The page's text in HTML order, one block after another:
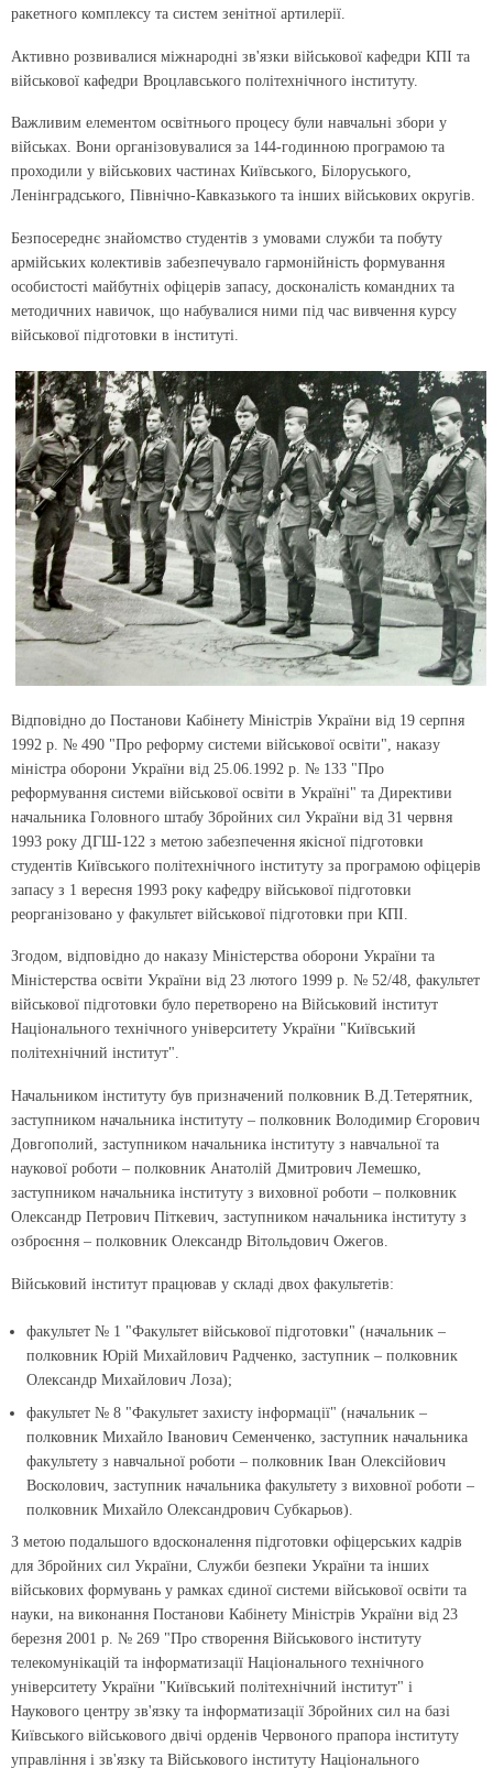
ракетного комплексу та систем зенітної артилерії.
Активно розвивалися міжнародні зв'язки військової кафедри КПІ та
військової кафедри Вроцлавського політехнічного інституту.
Важливим елементом освітнього процесу були навчальні збори у
військах. Вони організовувалися за 144-годинною програмою та
проходили у військових частинах Київського, Білоруського,
Ленінградського, Північно-Кавказького та інших військових округів.
Безпосереднє знайомство студентів з умовами служби та побуту
армійських колективів забезпечувало гармонійність формування
особистості майбутніх офіцерів запасу, досконалість командних та
методичних навичок, що набувалися ними під час вивчення курсу
військової підготовки в інституті.
Відповідно до Постанови Кабінету Міністрів України від 19 серпня
1992 р. № 490 "Про реформу системи військової освіти", наказу
міністра оборони України від 25.06.1992 р. № 133 "Про
реформування системи військової освіти в Україні" та Директиви
начальника Головного штабу Збройних сил України від 31 червня
1993 року ДГШ-122 з метою забезпечення якісної підготовки
студентів Київського політехнічного інституту за програмою офіцерів
запасу з 1 вересня 1993 року кафедру військової підготовки
реорганізовано у факультет військової підготовки при КПІ.
Згодом, відповідно до наказу Міністерства оборони України та
Міністерства освіти України від 23 лютого 1999 р. № 52/48, факультет
військової підготовки було перетворено на Військовий інститут
Національного технічного університету України "Київський
політехнічний інститут".
Начальником інституту був призначений полковник В.Д.Тетерятник,
заступником начальника інституту – полковник Володимир Єгорович
Довгополий, заступником начальника інституту з навчальної та
наукової роботи – полковник Анатолій Дмитрович Лемешко,
заступником начальника інституту з виховної роботи – полковник
Олександр Петрович Піткевич, заступником начальника інституту з
озброєння – полковник Олександр Вітольдович Ожегов.
Військовий інститут працював у складі двох факультетів:
факультет № 1 "Факультет військової підготовки" (начальник –
полковник Юрій Михайлович Радченко, заступник – полковник
Олександр Михайлович Лоза);
факультет № 8 "Факультет захисту інформації" (начальник –
полковник Михайло Іванович Семенченко, заступник начальника
факультету з навчальної роботи – полковник Іван Олексійович
Восколович, заступник начальника факультету з виховної роботи –
полковник Михайло Олександрович Субкарьов).
З метою подальшого вдосконалення підготовки офіцерських кадрів
для Збройних сил України, Служби безпеки України та інших
військових формувань у рамках єдиної системи військової освіти та
науки, на виконання Постанови Кабінету Міністрів України від 23
березня 2001 р. № 269 "Про створення Військового інституту
телекомунікацій та інформатизації Національного технічного
університету України "Київський політехнічний інститут" і
Наукового центру зв'язку та інформатизації Збройних сил на базі
Київського військового двічі орденів Червоного прапора інституту
управління і зв'язку та Військового інституту Національного